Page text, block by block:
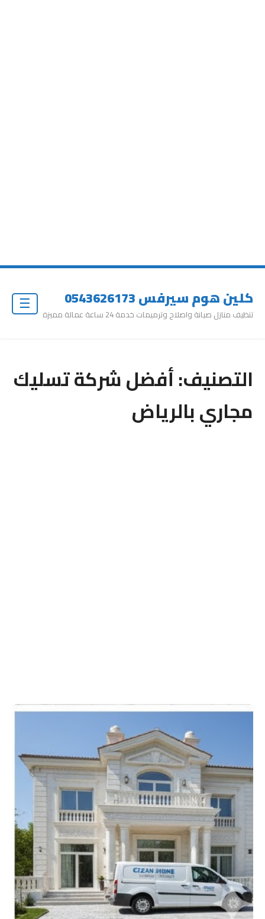
كلين هوم سيرفس 0543626173
تنظيف منازل صيانة واصلاح وترميمات خدمة 24 ساعة عمالة مميزة
التصنيف:أفضل شركة تسليك
مجاري بالرياض